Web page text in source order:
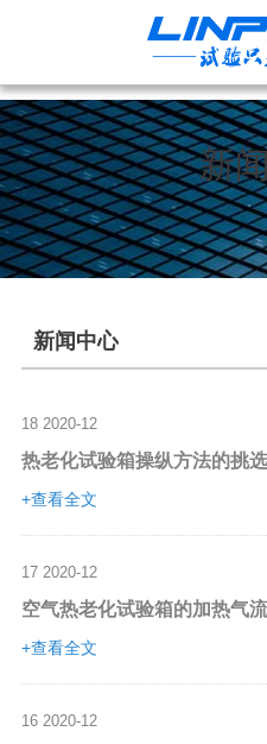
新
新闻中心
182020-12
热老化试验箱操纵方法的挑选
+查看全文
172020-12
空气热老化试验箱的加热气
+查看全文
162020-12